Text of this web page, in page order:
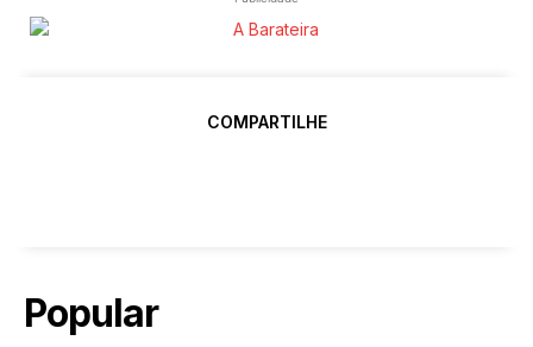
COMPARTILHE
Popular